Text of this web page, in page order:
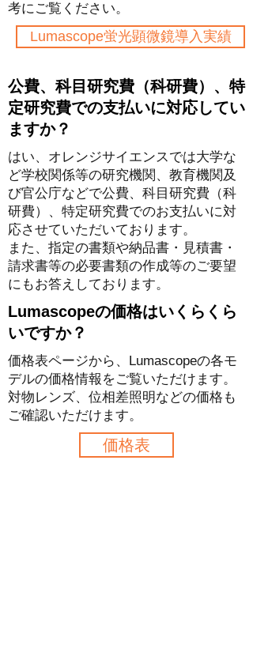
考にご覧ください。
Lumascope蛍光顕微鏡導入実績
公費、科目研究費（科研費）、特
定研究費での支払いに対応してい
ますか？
はい、オレンジサイエンスでは大学な
ど学校関係等の研究機関、教育機関及
び官公庁などで公費、科目研究費（科
研費）、特定研究費でのお支払いに対
応させていただいております。
また、指定の書類や納品書・見積書・
請求書等の必要書類の作成等のご要望
にもお答えしております。
Lumascopeの価格はいくらくら
いですか？
価格表ページから、Lumascopeの各モ
デルの価格情報をご覧いただけます。
対物レンズ、位相差照明などの価格も
ご確認いただけます。
価格表